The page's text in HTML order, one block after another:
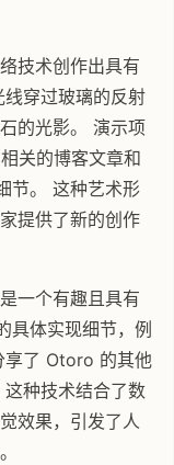
技术创作出具有
穿过玻璃的反射
的光影。 演示项
关的博客文章和
节。 这种艺术形
提供了新的创作
一个有趣且具有
具体实现细节，例
享了 Otoro 的其他
种技术结合了数
效果，引发了人